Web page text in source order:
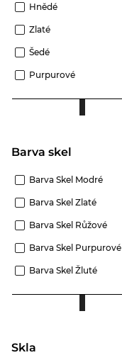
Hnědé
Zlaté
Šedé
Purpurové
Barva skel
Barva Skel Modré
Barva Skel Zlaté
Barva Skel Růžové
Barva Skel Purpurové
Barva Skel Žluté
Skla